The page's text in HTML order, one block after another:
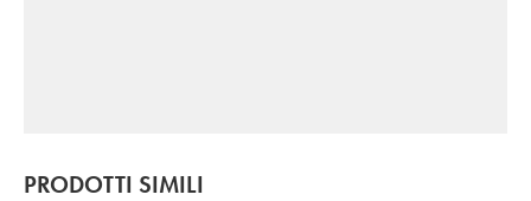
PRODOTTI SIMILI